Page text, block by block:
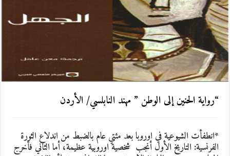
“رواية الحنين إلى الوطن ” مهند النابلسي/ الأردن
*انطفأت الشيوعية في اوروبا بعد مئتي عام بالضبط من اندلاع الثورة
الفرنسية: التاريخ الأول أنجب شخصية اوروبية عظيمة، أما الثاني فأخرج